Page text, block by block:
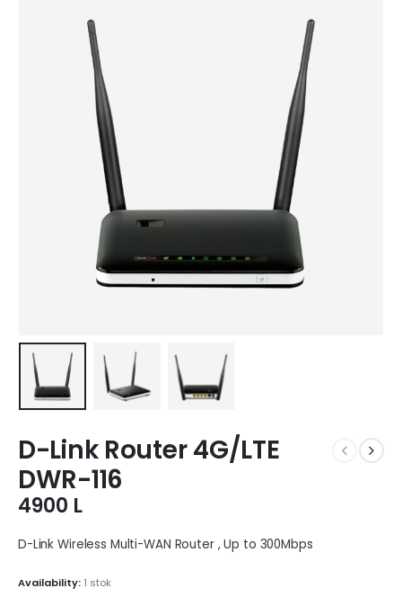
D-Link Router 4G/LTE
DWR-116
4900 L
D-Link Wireless Multi-WAN Router , Up to 300Mbps
Availability: 1 stok